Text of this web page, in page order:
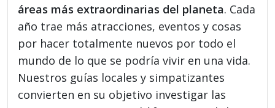
áreas más extraordinarias del planeta. Cada
año trae más atracciones, eventos y cosas
por hacer totalmente nuevos por todo el
mundo de lo que se podría vivir en una vida.
Nuestros guías locales y simpatizantes
convierten en su objetivo investigar las